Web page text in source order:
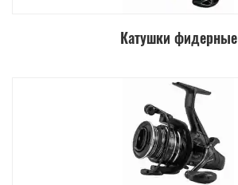
Катушки фидерные